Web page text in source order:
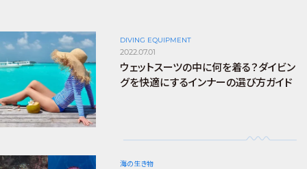
DIVING EQUIPMENT
2022.07.01
ウェットスーツの中に何を着る？ダイビン
グを快適にするインナーの選び方ガイド
海の生き物